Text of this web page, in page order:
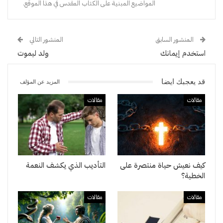
المواضيع المبنية على الكتاب المقدس في هذا الموقع.
المنشور السابق
استخدم إيمانك
المنشور التالي
ولد ليموت
قد يعجبك ايضا المزيد عن المؤلف
مقالات
كيف نعيش حياة منتصرة على
الخطية؟
مقالات
التأديب الذي يكشف النعمة
مقالات مقالات